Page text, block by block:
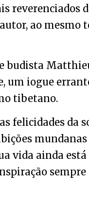
ao mesmo
budista
um iogue
tibetano.
felicidades da
vida ainda